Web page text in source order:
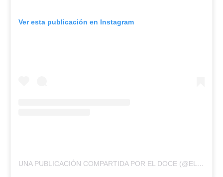
Ver esta publicación en Instagram
UNA PUBLICACIÓN COMPARTIDA POR EL DOCE (@ELDOCETV)